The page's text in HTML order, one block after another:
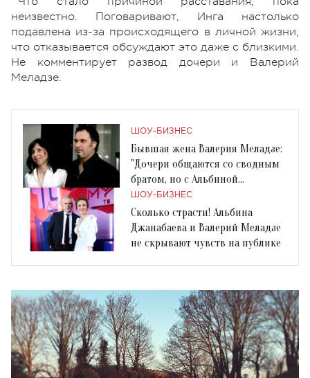
неизвестно. Поговаривают, Инга настолько
подавлена из-за происходящего в личной жизни,
что отказывается обсуждают это даже с близкими.
Не комментирует развод дочери и Валерий
Меладзе.
ШОУ-БИЗНЕС
Бывшая жена Валерия Меладзе:
"Дочери общаются со сводным
братом, но с Альбиной
Джанабаевой - нет!"
ШОУ-БИЗНЕС
Сколько страсти! Альбина
Джанабаева и Валерий Меладзе
не скрывают чувств на публике